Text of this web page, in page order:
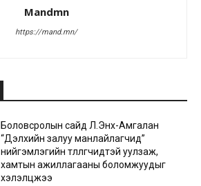
Mandmn
https://mand.mn/
Боловсролын сайд Л.Энх-Амгалан
“Дэлхийн залуу манлайлагчид”
нийгэмлэгийн төлөөлөгчидтэй уулзаж,
хамтын ажиллагааны боломжуудыг
хэлэлцжээ